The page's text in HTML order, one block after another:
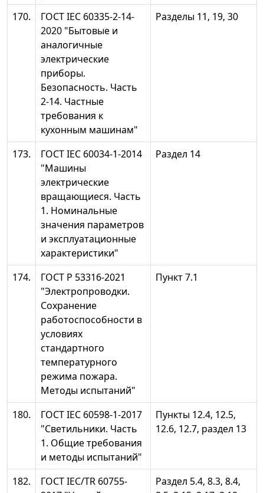
170.
ГОСТ IEC 60335-2-14-
2020 "Бытовые и
аналогичные
электрические
приборы.
Безопасность. Часть
2-14. Частные
требования к
кухонным машинам"
Разделы 11, 19, 30
173.
ГОСТ IEC 60034-1-2014
"Машины
электрические
вращающиеся. Часть
1. Номинальные
значения параметров
и эксплуатационные
характеристики"
Раздел 14
174.
ГОСТ Р 53316-2021
"Электропроводки.
Сохранение
работоспособности в
условиях
стандартного
температурного
режима пожара.
Методы испытаний"
Пункт 7.1
180.
ГОСТ IEC 60598-1-2017
"Светильники. Часть
1. Общие требования
и методы испытаний"
Пункты 12.4, 12.5,
12.6, 12.7, раздел 13
182.
ГОСТ IEC/TR 60755-
Раздел 5.4, 8.3, 8.4,